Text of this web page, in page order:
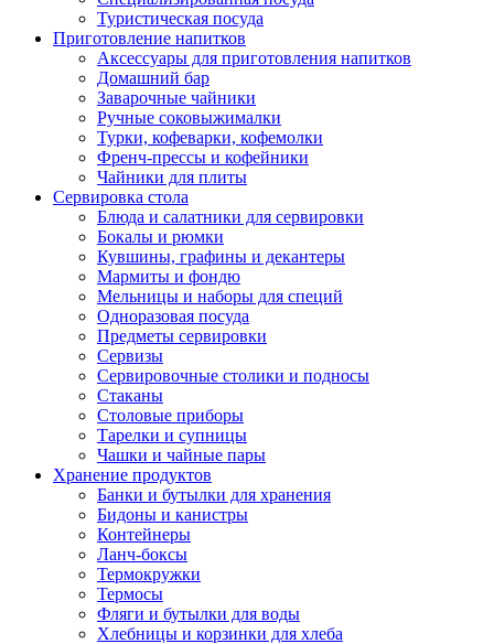
Туристическая посуда
Приготовление напитков
Аксессуары для приготовления напитков
Домашний бар
Заварочные чайники
Ручные соковыжималки
Турки, кофеварки, кофемолки
Френч-прессы и кофейники
Чайники для плиты
Сервировка стола
Блюда и салатники для сервировки
Бокалы и рюмки
Кувшины, графины и декантеры
Мармиты и фондю
Мельницы и наборы для специй
Одноразовая посуда
Предметы сервировки
Сервизы
Сервировочные столики и подносы
Стаканы
Столовые приборы
Тарелки и супницы
Чашки и чайные пары
Хранение продуктов
Банки и бутылки для хранения
Бидоны и канистры
Контейнеры
Ланч-боксы
Термокружки
Термосы
Фляги и бутылки для воды
Хлебницы и корзинки для хлеба